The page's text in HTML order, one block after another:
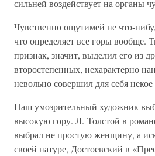
сильней воздействует на органы
Чувственно ощутимей не что-
что определяет все горы вообще.
признак, значит, выделил его из
второстепенных, нехарактерно
невольно совершил для себя
Наш умозрительный художник
высокую гору. Л. Толстой в
выбрал не простую женщину, а
своей натуре, Достоевский в